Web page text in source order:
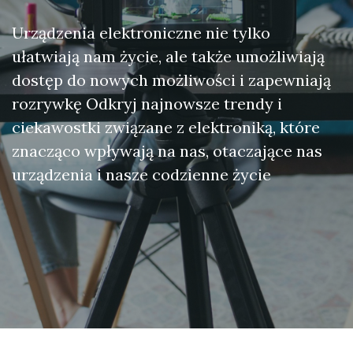
Urządzenia elektroniczne nie tylko
ułatwiają nam życie, ale także umożliwiają
dostęp do nowych możliwości i zapewniają
rozrywkę Odkryj najnowsze trendy i
ciekawostki związane z elektroniką, które
znacząco wpływają na nas, otaczające nas
urządzenia i nasze codzienne życie